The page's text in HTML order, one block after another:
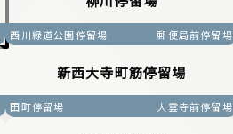
西川緑道公園停留場 郵便局前停留場
新西大寺町筋停留場
田町停留場 大雲寺前停留場